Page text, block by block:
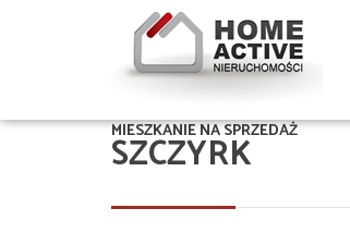
SZCZYRK
MIESZKANIE NA SPRZEDAŻ